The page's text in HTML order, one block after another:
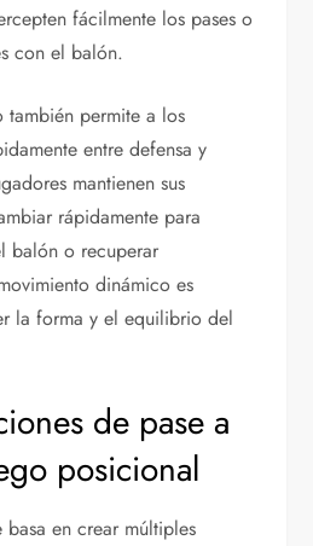
fácilmente los pases o
con el balón.
también permite a los
entre defensa y
mantienen sus
rápidamente para
balón o recuperar
dinámico es
la forma y el equilibrio del
de pase a
posicional
en crear múltiples